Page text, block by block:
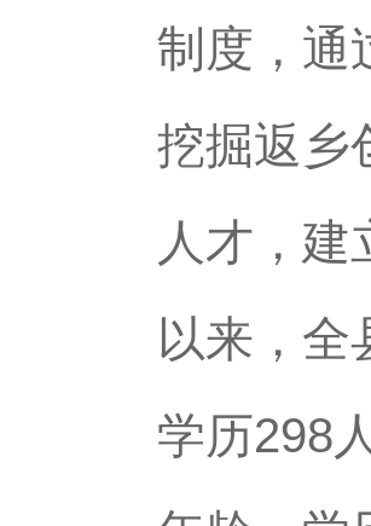
制度，通
挖掘返乡
人才，
以来，
学历298